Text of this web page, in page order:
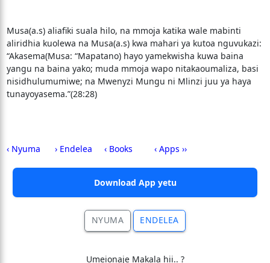
Musa(a.s) aliafiki suala hilo, na mmoja katika wale mabinti
aliridhia kuolewa na Musa(a.s) kwa mahari ya kutoa nguvukazi:
“Akasema(Musa: “Mapatano) hayo yamekwisha kuwa baina
yangu na baina yako; muda mmoja wapo nitakaoumaliza, basi
nisidhulumumiwe; na Mwenyzi Mungu ni Mlinzi juu ya haya
tunayoyasema.”(28:28)
‹ Nyuma › Endelea ‹ Books ‹ Apps ››
Download App yetu
NYUMA ENDELEA
Umeionaje Makala hii.. ?